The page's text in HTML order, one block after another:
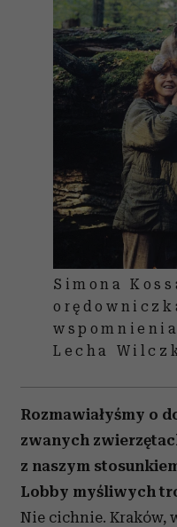
Simona
Lecha
Rozmawiałyśmy o
zwanych
z naszym
Lobby myśliwych
Nie cichnie. Kraków,